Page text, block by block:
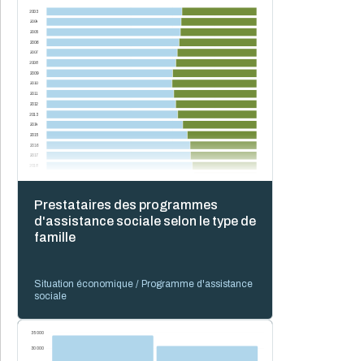
0 %
2003
2004
2005
2006
2007
2008
2009
2010
2011
2012
2013
2014
2015
2016
2017
2018
2022Prestataires des programmes
d'assistance sociale selon le type de
famille
Situation économique / Programme d'assistance
sociale
30 000
35 000